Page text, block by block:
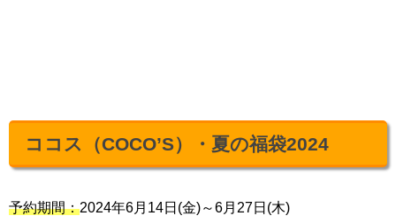
ココス（COCO’S）・夏の福袋2024
予約期間：2024年6月14日(金)～6月27日(木)